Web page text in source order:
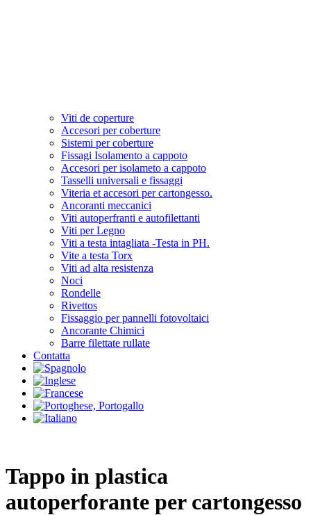
Viti de coperture
Accesori per coberture
Sistemi per coberture
Fissagi Isolamento a cappoto
Accesori per isolameto a cappoto
Tasselli universali e fissaggi
Viteria et accesori per cartongesso.
Ancoranti meccanici
Viti autoperfranti e autofilettanti
Viti per Legno
Viti a testa intagliata -Testa in PH.
Vite a testa Torx
Viti ad alta resistenza
Noci
Rondelle
Rivettos
Fissaggio per pannelli fotovoltaici
Ancorante Chimici
Barre filettate rullate
Contatta
Tappo in plastica
autoperforante per cartongesso